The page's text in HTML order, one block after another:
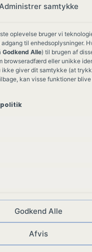
Administrer samtykke
oplevelse bruger vi
til enhedsoplysninger.
Godkend Alle) til brugen af
browseradfærd eller unikke
ikke giver dit samtykke (at
kan visse funktioner
Godkend Alle
Afvis
Allieret–